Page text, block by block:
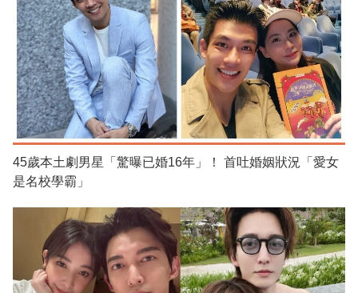
45歲本土劇男星「驚曝已婚16年」！ 首吐婚姻狀況「愛女
是名校學霸」